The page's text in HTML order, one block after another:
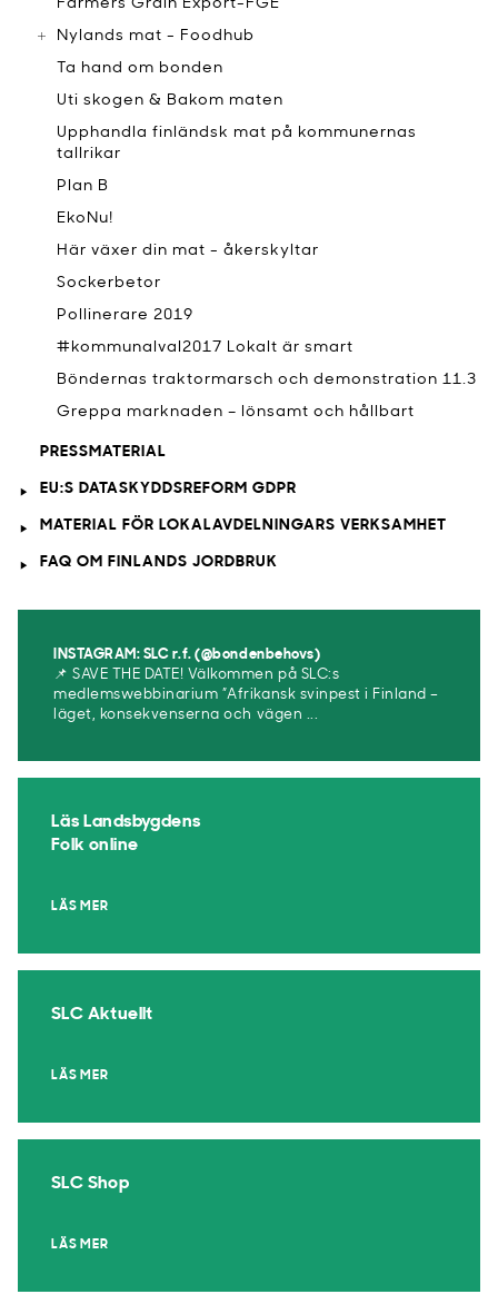
Farmers Grain Export-FGE
Nylands mat - Foodhub
Ta hand om bonden
Uti skogen & Bakom maten
Upphandla finländsk mat på kommunernas
tallrikar
Plan B
EkoNu!
Här växer din mat - åkerskyltar
Sockerbetor
Pollinerare 2019
#kommunalval2017 Lokalt är smart
Böndernas traktormarsch och demonstration 11.3
Greppa marknaden – lönsamt och hållbart
PRESSMATERIAL
EU:S DATASKYDDSREFORM GDPR
MATERIAL FÖR LOKALAVDELNINGARS VERKSAMHET
FAQ OM FINLANDS JORDBRUK
INSTAGRAM: SLC r.f. (@bondenbehovs)
📌 SAVE THE DATE! Välkommen på SLC:s
medlemswebbinarium ”Afrikansk svinpest i Finland –
läget, konsekvenserna och vägen ...
Läs Landsbygdens
Folk online
LÄS MER
SLC Aktuellt
LÄS MER
SLC Shop
LÄS MER